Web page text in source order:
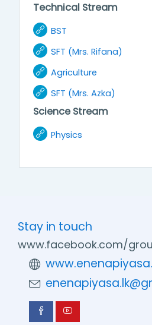
Technical Stream
BSTURL
SFT (Mrs. Rifana)
AgricultureURL
SFT (Mrs. Azka)
Science Stream
PhysicsURL
Stay in touch
www.facebook.com/